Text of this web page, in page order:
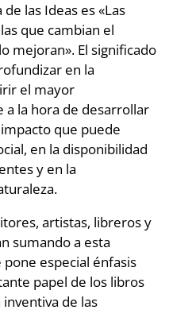
las Ideas es «Las
que cambian el
mejoran». El significado
en la
el mayor
a la hora de desarrollar
que puede
en la disponibilidad
y en la
artistas, libreros y
sumando a esta
pone especial énfasis
papel de los libros
de las